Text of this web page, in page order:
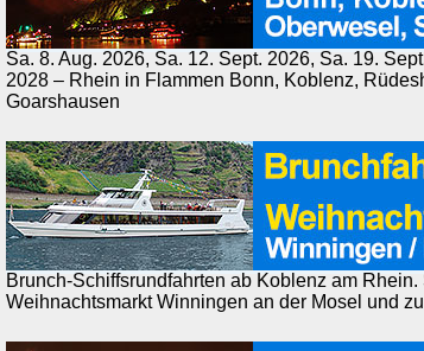
Sa. 8. Aug. 2026, Sa. 12. Sept. 2026, Sa. 19.
2028 – Rhein in Flammen Bonn, Koblenz,
Goarshausen
Brunch-Schiffsrundfahrten ab Koblenz am
Weihnachtsmarkt Winningen an der Mosel und